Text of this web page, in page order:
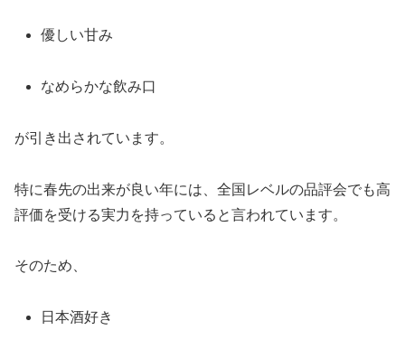
優しい甘み
なめらかな飲み口
が引き出されています。
特に春先の出来が良い年には、全国レベルの品評会でも高
評価を受ける実力を持っていると言われています。
そのため、
日本酒好き